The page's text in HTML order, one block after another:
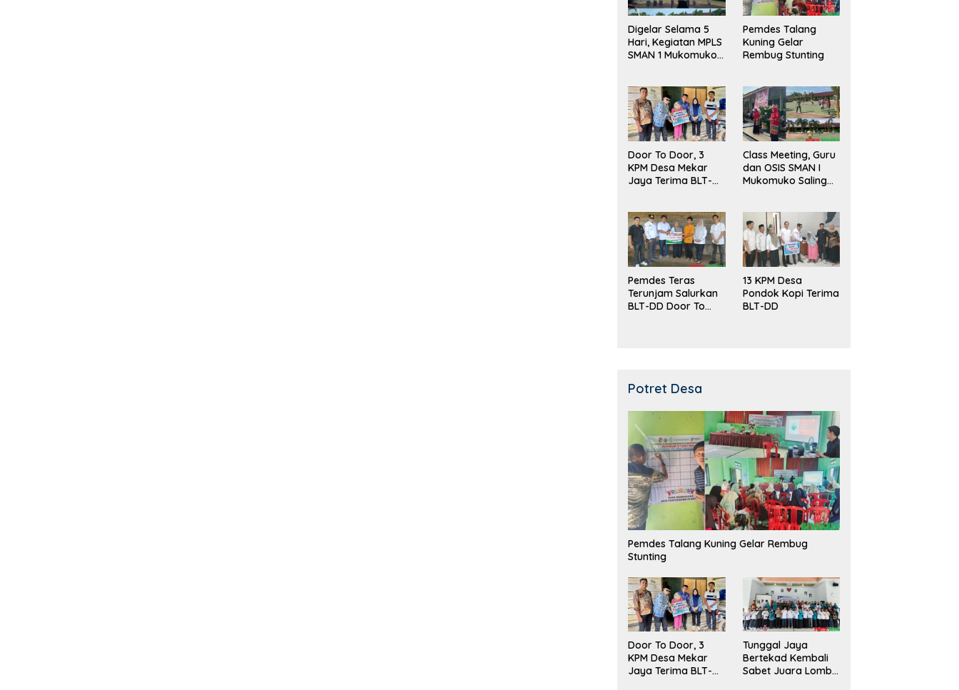
Digelar Selama 5
Hari, Kegiatan MPLS
SMAN 1 Mukomuko
Pemdes Talang
Kuning Gelar
Rembug Stunting
Door To Door, 3
KPM Desa Mekar
Jaya Terima BLT-
Class Meeting, Guru
dan OSIS SMAN I
Mukomuko Saling
Pemdes Teras
Terunjam Salurkan
BLT-DD Door To
13 KPM Desa
Pondok Kopi Terima
BLT-DD
Potret Desa
Pemdes Talang Kuning Gelar Rembug
Stunting
Door To Door, 3
KPM Desa Mekar
Jaya Terima BLT-
Tunggal Jaya
Bertekad Kembali
Sabet Juara Lomba